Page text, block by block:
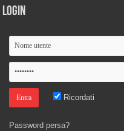
Login
Ricordati
Password persa?